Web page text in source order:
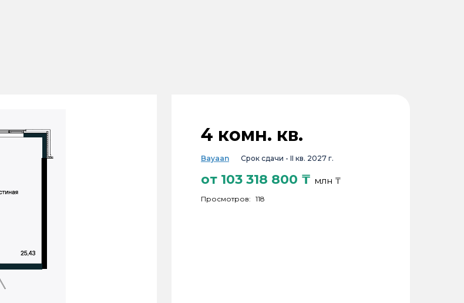
4 комн. кв.
Bayaan Срок сдачи - II кв. 2027 г.
от 103 318 800 ₸ млн ₸
Просмотров: 118